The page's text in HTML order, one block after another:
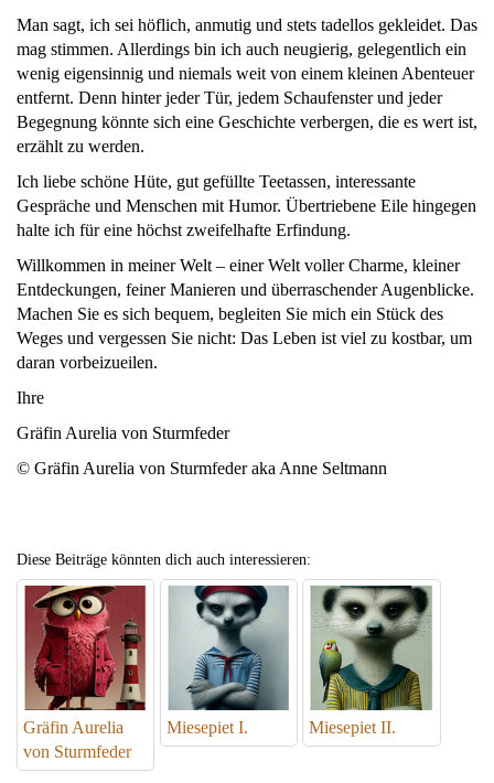
Man sagt, ich sei höflich, anmutig und stets tadellos gekleidet. Das
mag stimmen. Allerdings bin ich auch neugierig, gelegentlich ein
wenig eigensinnig und niemals weit von einem kleinen Abenteuer
entfernt. Denn hinter jeder Tür, jedem Schaufenster und jeder
Begegnung könnte sich eine Geschichte verbergen, die es wert ist,
erzählt zu werden.
Ich liebe schöne Hüte, gut gefüllte Teetassen, interessante
Gespräche und Menschen mit Humor. Übertriebene Eile hingegen
halte ich für eine höchst zweifelhafte Erfindung.
Willkommen in meiner Welt – einer Welt voller Charme, kleiner
Entdeckungen, feiner Manieren und überraschender Augenblicke.
Machen Sie es sich bequem, begleiten Sie mich ein Stück des
Weges und vergessen Sie nicht: Das Leben ist viel zu kostbar, um
daran vorbeizueilen.
Ihre
Gräfin Aurelia von Sturmfeder
© Gräfin Aurelia von Sturmfeder aka Anne Seltmann
Diese Beiträge könnten dich auch interessieren:
Gräfin Aurelia
von Sturmfeder
Miesepiet I. Miesepiet II.